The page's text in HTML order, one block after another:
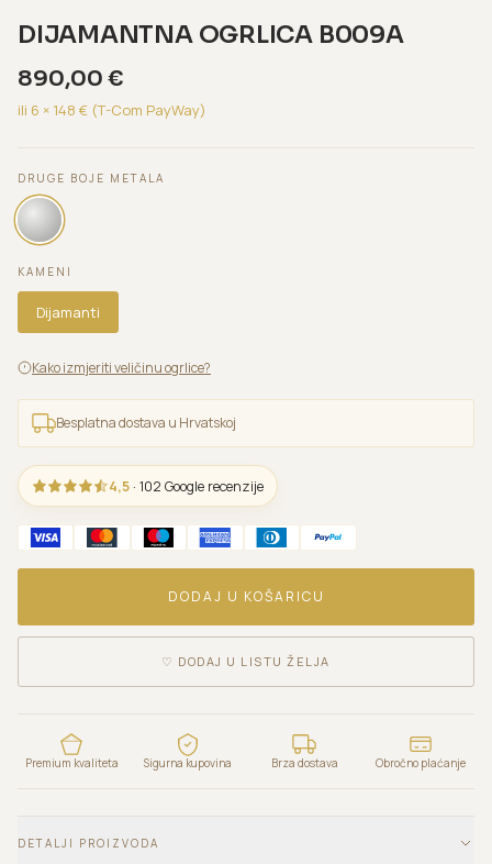
DIJAMANTNA OGRLICA B009A
890,00 €
ili 6 × 148 € (T-Com PayWay)
DRUGE BOJE METALA
KAMENI
Dijamanti
Kako izmjeriti veličinu ogrlice?
Besplatna dostava u Hrvatskoj
4,5 · 102 Google recenzije
DODAJ U KOŠARICU
♡ DODAJ U LISTU ŽELJA
Premium kvaliteta Sigurna kupovina Brza dostava Obročno plaćanje
DETALJI PROIZVODA